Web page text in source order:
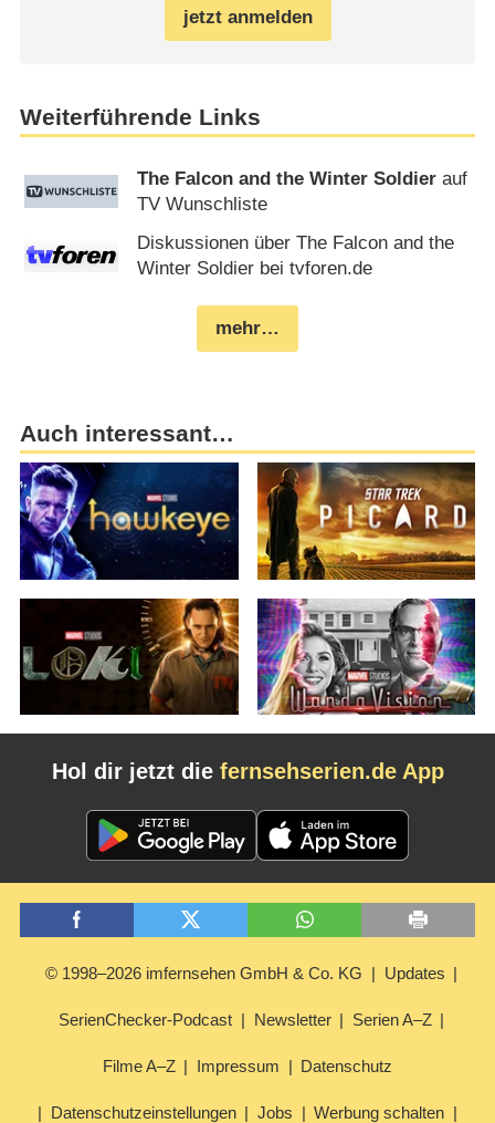
jetzt anmelden
Weiterführende Links
The Falcon and the Winter Soldier auf
TV Wunschliste
Diskussionen über The Falcon and the
Winter Soldier bei tvforen.de
mehr…
Auch interessant…
Hol dir jetzt die fernsehserien.de App
© 1998–2026 imfernsehen GmbH & Co. KG Updates
SerienChecker-Podcast Newsletter Serien A–Z
Filme A–Z Impressum Datenschutz
Datenschutzeinstellungen Jobs Werbung schalten